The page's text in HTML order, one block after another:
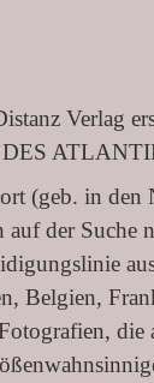
Verlag
(geb. in
der
Belgien,
ß